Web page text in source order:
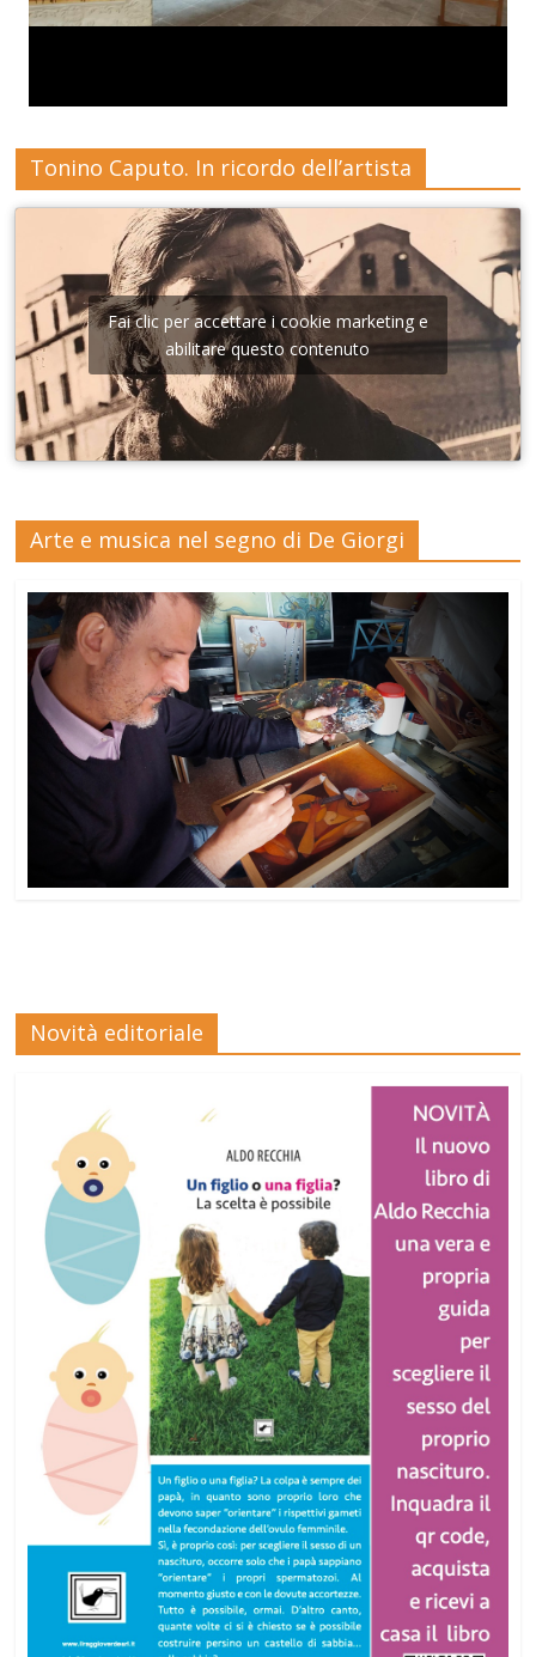
Tonino Caputo. In ricordo dell’artista
Fai clic per accettare i cookie marketing e
abilitare questo contenuto
Arte e musica nel segno di De Giorgi
Novità editoriale